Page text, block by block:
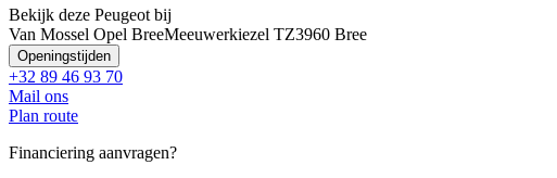
Bekijk deze Peugeot bij
Van Mossel Opel BreeMeeuwerkiezel TZ3960 Bree
Openingstijden
+32 89 46 93 70
Mail ons
Plan route
Financiering aanvragen?